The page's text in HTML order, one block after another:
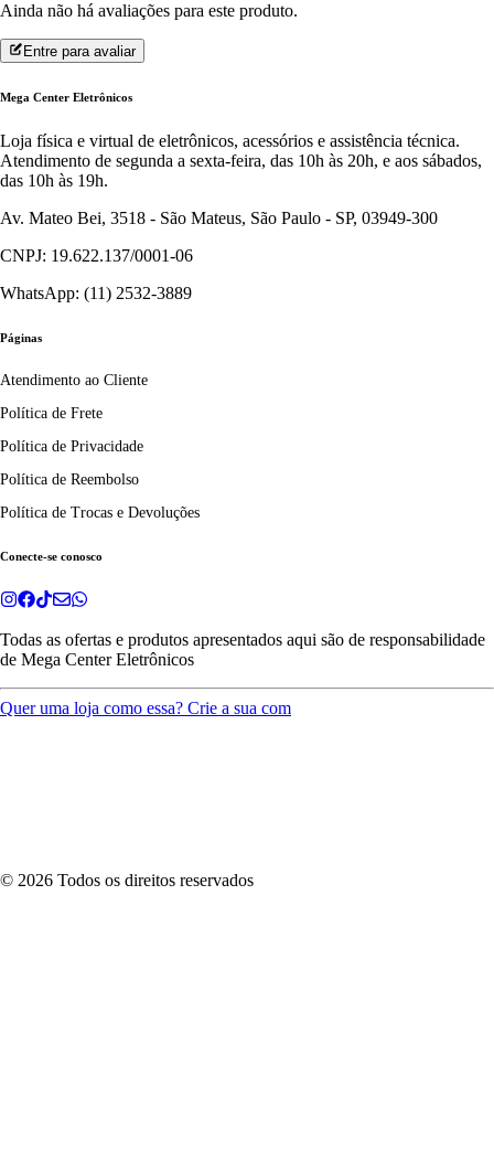
Ainda não há avaliações para este produto.
Entre para avaliar
Mega Center Eletrônicos
Loja física e virtual de eletrônicos, acessórios e assistência técnica.
Atendimento de segunda a sexta-feira, das 10h às 20h, e aos sábados,
das 10h às 19h.
Av. Mateo Bei, 3518 - São Mateus, São Paulo - SP, 03949-300
CNPJ: 19.622.137/0001-06
WhatsApp: (11) 2532-3889
Páginas
Atendimento ao Cliente
Política de Frete
Política de Privacidade
Política de Reembolso
Política de Trocas e Devoluções
Conecte-se conosco
Todas as ofertas e produtos apresentados aqui são de responsabilidade
de Mega Center Eletrônicos
Quer uma loja como essa? Crie a sua com
© 2026 Todos os direitos reservados